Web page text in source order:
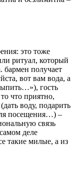
это тоже
ритуал, который
бармен получает
вот вам вода, а
гость
что приятно,
воду, подарить
посещения…) –
связь
деле
такие милые, а из